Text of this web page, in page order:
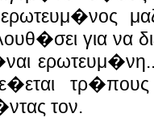
για να
τον.